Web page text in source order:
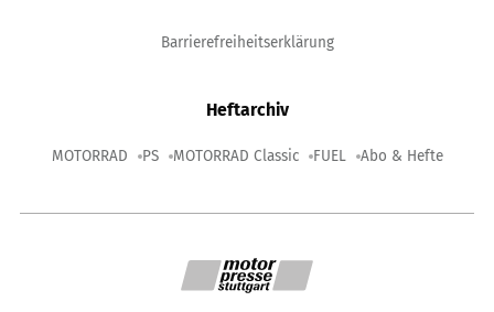
Barrierefreiheitserklärung
Heftarchiv
MOTORRAD PS MOTORRAD Classic FUEL Abo & Hefte